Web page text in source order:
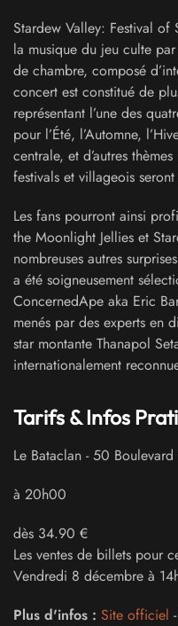
Stardew Valley: Festival of
la musique du jeu culte
de chambre, composé
concert est constitué de
représentant l’une des
pour l’Été, l’Automne,
centrale, et d’autres
festivals et villageois
Les fans pourront ainsi
the Moonlight Jellies et
nombreuses autres
a été soigneusement
ConcernedApe aka Eric
menés par des experts en
star montante Thanapol
internationalement
Tarifs & Infos
Le Bataclan -50 Boulevard
à 20h00
dès 34.90 €
Les ventes de billets pour
Vendredi 8 décembre à
Plus d'infos : Site officiel -